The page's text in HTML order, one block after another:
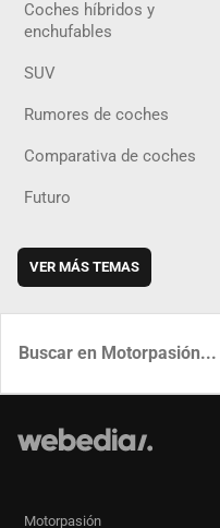
Coches híbridos y
enchufables
SUV
Rumores de coches
Comparativa de coches
Futuro
VER MÁS TEMAS
Motorpasión